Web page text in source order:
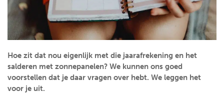
Hoe zit dat nou eigenlijk met die jaarafrekening en het
salderen met zonnepanelen? We kunnen ons goed
voorstellen dat je daar vragen over hebt. We leggen het
voor je uit.